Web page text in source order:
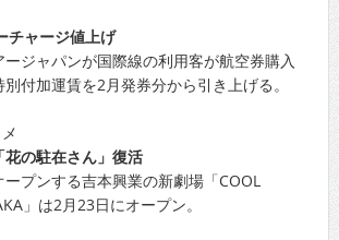
チャージ値上げ
ジャパンが国際線の利用客が航空券購入
付加運賃を2月発券分から引き上げる。
の駐在さん」復活
プンする吉本興業の新劇場「COOL
」は2月23日にオープン。